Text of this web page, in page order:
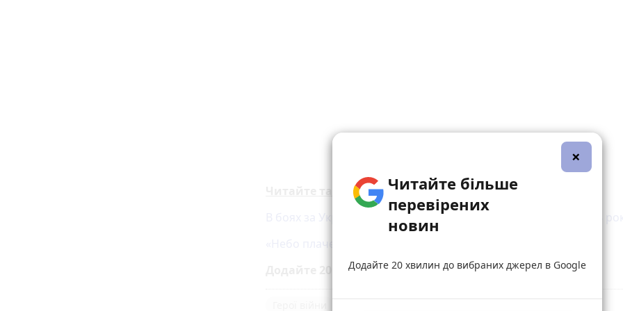
Читайте також:
В боях за Україну загинув сержант Андрій Тхак. Герою було 34
Додайте 20 хвилин до вибраних джерел уGoogle
×
Читайте більше
перевірених
новин
Додайте 20 хвилин до вибраних джерел в Google